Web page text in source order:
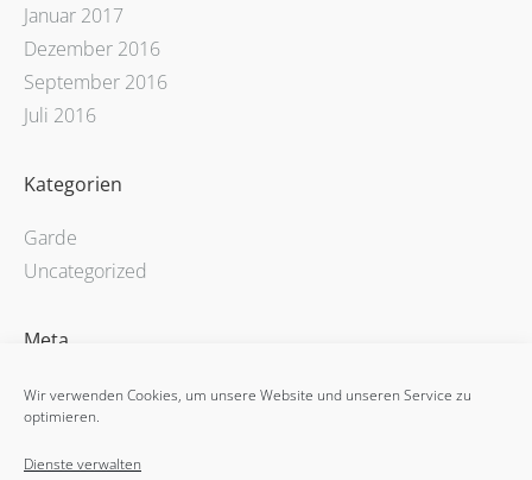
Wir verwenden Cookies, um unsere Website und unseren Service zu
optimieren.
Dienste verwalten
Januar 2017
Dezember 2016
September 2016
Juli 2016
Kategorien
Garde
Uncategorized
Meta
Registrieren
Anmelden
Eintrags-Feed